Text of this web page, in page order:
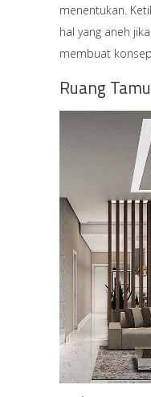
menentukan.
hal yang aneh
membuat
Ruang Tamu